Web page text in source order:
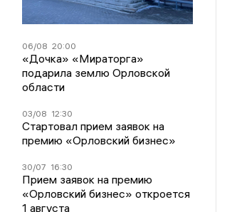
06/08 20:00
«Дочка» «Мираторга»
подарила землю Орловской
области
03/08 12:30
Стартовал прием заявок на
премию «Орловский бизнес»
30/07 16:30
Прием заявок на премию
«Орловский бизнес» откроется
1 августа